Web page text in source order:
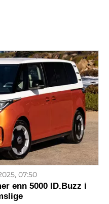
07:50
enn 5000 ID.Buzz i